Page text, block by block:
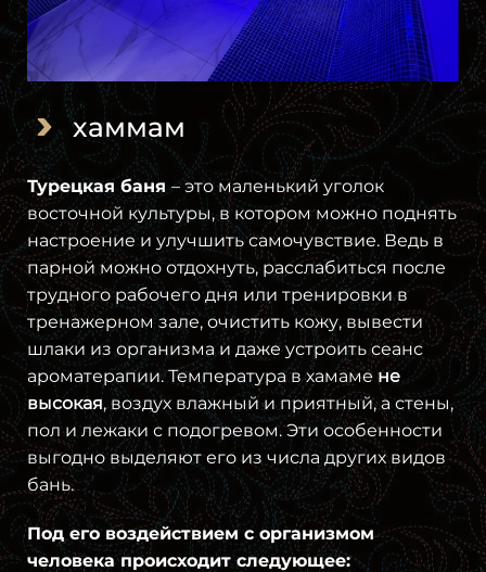
хаммам
Турецкая баня– это маленький уголок
восточной культуры, в котором можно поднять
настроение и улучшить самочувствие. Ведь в
парной можно отдохнуть, расслабиться после
трудного рабочего дня или тренировки в
тренажерном зале, очистить кожу, вывести
шлаки из организма и даже устроить сеанс
ароматерапии. Температура в хамаме не
высокая, воздух влажный и приятный, а стены,
пол и лежаки с подогревом. Эти особенности
выгодно выделяют его из числа других видов
бань.
Под его воздействием с организмом
человека происходит следующее: